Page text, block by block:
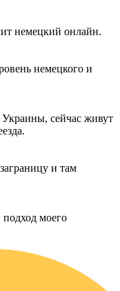
немецкий онлайн.
немецкого и
сейчас живут
и там
моего